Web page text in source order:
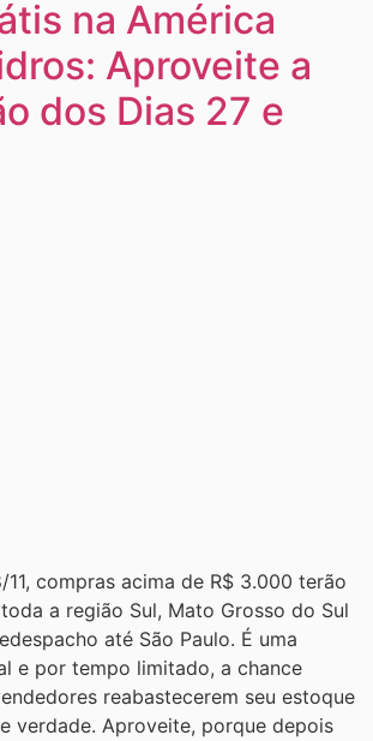
na América
Aproveite a
dos Dias 27 e
compras acima de R$ 3.000 terão
a região Sul, Mato Grosso do Sul
até São Paulo. É uma
e por tempo limitado, a chance
reabastecerem seu estoque
verdade. Aproveite, porque depois